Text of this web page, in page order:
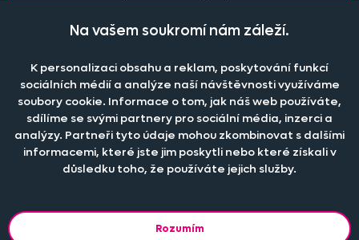
Při větším odběru pro hotely, restaurace a rozpočtové
organizace nabízíme zajímavé slevy, více informací
Naše společnost
Kontakt
Jak změřit okno pro nákup záclon?
Pobočka
Na vašem soukromí nám záleží.
K personalizaci obsahu a reklam, poskytování funkcí
sociálních médií a analýze naší návštěvnosti využíváme
soubory cookie. Informace o tom, jak náš web používáte,
sdílíme se svými partnery pro sociální média, inzerci a
analýzy. Partneři tyto údaje mohou zkombinovat s dalšími
informacemi, které jste jim poskytli nebo které získali v
důsledku toho, že používáte jejich služby.
Rozumím